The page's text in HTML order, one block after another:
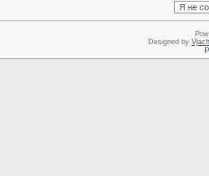
Designed by